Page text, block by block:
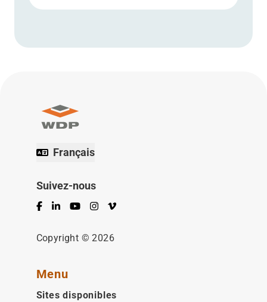
Français
Suivez-nous
Facebook
LinkedInYouTubeInstagram
Vimeo
Copyright © 2026
Menu
Sites disponibles